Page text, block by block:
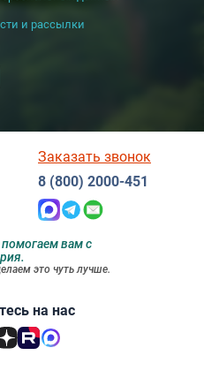
и рассылки
на нас
вам с
это чуть лучше.
Заказать звонок
8 (800) 2000-451